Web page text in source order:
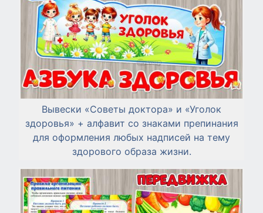
Вывески «Советы доктора» и «Уголок
здоровья» + алфавит со знаками препинания
для оформления любых надписей на тему
здорового образа жизни.